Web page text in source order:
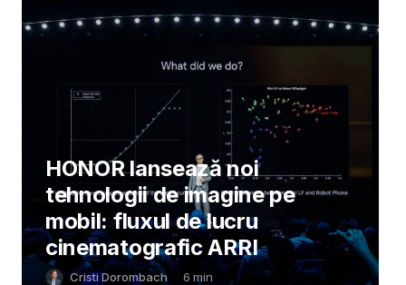
HONOR lansează noi
tehnologii de imagine pe
mobil: fluxul de lucru
cinematografic ARRI
Cristi Dorombach 6 min